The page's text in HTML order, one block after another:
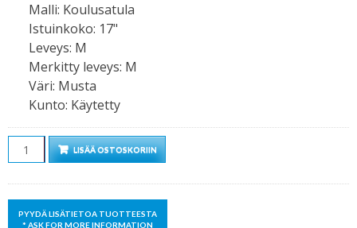
Malli: Koulusatula
Istuinkoko: 17"
Leveys: M
Merkitty leveys: M
Väri: Musta
Kunto: Käytetty
Määrä LISÄÄ OSTOSKORIIN